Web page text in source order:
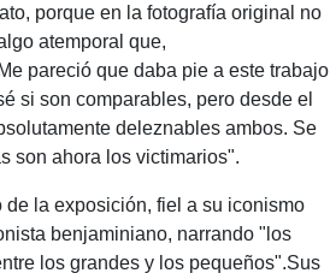
porque en la fotografía original no
atemporal que,
pareció que daba pie a este trabajo
si son comparables, pero desde el
deleznables ambos. Se
son ahora los victimarios".
la exposición, fiel a su iconismo
benjaminiano, narrando "los
los grandes y los pequeños".Sus